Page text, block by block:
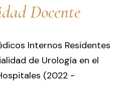
Docente
Internos Residentes
de Urología en el
(2022 -